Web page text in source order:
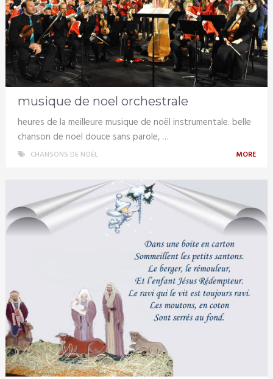
musique de noel orchestrale
heures de la meilleure musique de noël instrumentale. belle
chanson de noel douce sans parole, …
CHANSONS DE NOËL MORE